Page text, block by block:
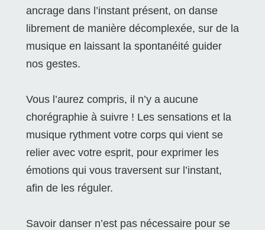
ancrage dans l’instant présent, on danse
librement de manière décomplexée, sur de la
musique en laissant la spontanéité guider
nos gestes.
Vous l’aurez compris, il n’y a aucune
chorégraphie à suivre ! Les sensations et la
musique rythment votre corps qui vient se
relier avec votre esprit, pour exprimer les
émotions qui vous traversent sur l’instant,
afin de les réguler.
Savoir danser n’est pas nécessaire pour se